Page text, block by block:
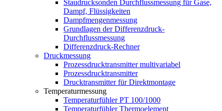
Staudrucksonden Durchflussmessung für Gase,
Dampf, Flüssigkeiten
Dampfmengenmessung
Grundlagen der Differenzdruck-
Durchflussmessung
Differenzdruck-Rechner
Druckmessung
Prozessdrucktransmitter multivariabel
Prozessdrucktransmitter
Drucktransmitter für Direktmontage
Temperaturmessung
Temperaturfühler PT 100/1000
Temperaturfühler Thermoelement